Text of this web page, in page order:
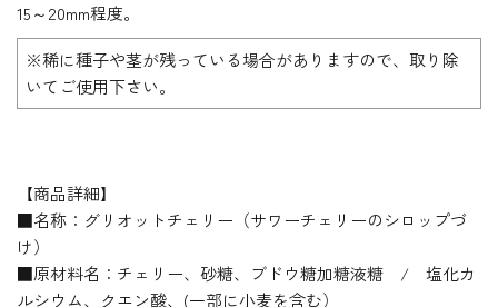
15～20mm程度。
※稀に種子や茎が残っている場合がありますので、取り除
いてご使用下さい。
【商品詳細】
■名称：グリオットチェリー（サワーチェリーのシロップづ
け）
■原材料名：チェリー、砂糖、ブドウ糖加糖液糖 / 塩化カ
ルシウム、クエン酸、(一部に小麦を含む）